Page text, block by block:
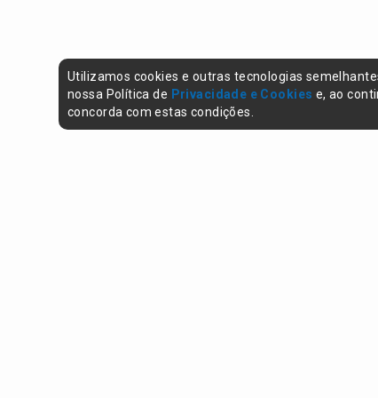
Utilizamos cookies e outras tecnologias
nossa Política de Privacidade e Cookies e, ao
concorda com estas condições.